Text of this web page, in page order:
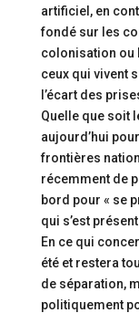
artificiel, en
fondé sur les
colonisation ou
ceux qui vivent
l’écart des
Quelle que soit
aujourd’hui
frontières
récemment de
bord pour « se
qui s’est
En ce qui
été et restera
de séparation,
politiquement